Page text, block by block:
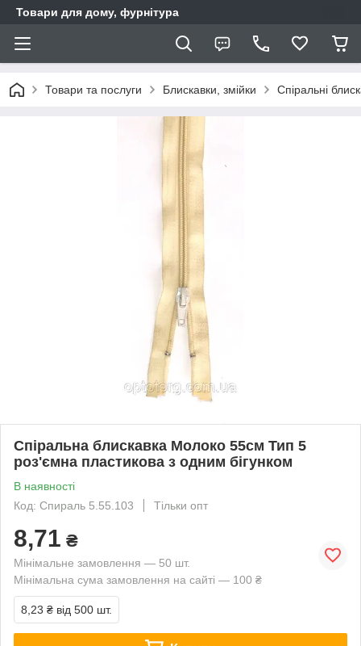
Товари для дому, фурнітура
Товари та послуги Блискавки, змійки Спіральні
Спіральна блискавка Молоко 55см Тип 5
роз'ємна пластикова з одним бігунком
В наявності
Код: Спираль 5.55.103
Тільки опт
8,71 ₴
Мінімальне замовлення — 50 шт.
Мінімальна сума замовлення на сайті — 100 ₴
8,23 ₴ від 500 шт.